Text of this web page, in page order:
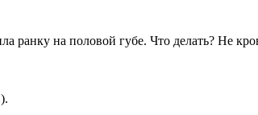
на половой губе. Что делать? Не